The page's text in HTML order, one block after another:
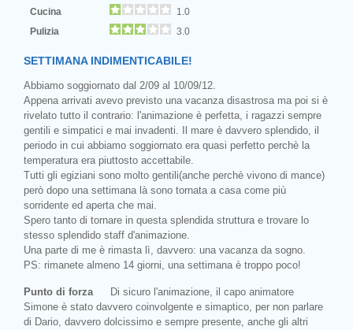
Cucina
1.0
Pulizia
3.0
SETTIMANA INDIMENTICABILE!
Abbiamo soggiornato dal 2/09 al 10/09/12.
Appena arrivati avevo previsto una vacanza disastrosa ma poi si è
rivelato tutto il contrario: l'animazione è perfetta, i ragazzi sempre
gentili e simpatici e mai invadenti. Il mare è davvero splendido, il
periodo in cui abbiamo soggiornato era quasi perfetto perchè la
temperatura era piuttosto accettabile.
Tutti gli egiziani sono molto gentili(anche perchè vivono di mance)
però dopo una settimana là sono tornata a casa come più
sorridente ed aperta che mai.
Spero tanto di tornare in questa splendida struttura e trovare lo
stesso splendido staff d'animazione.
Una parte di me è rimasta lì, davvero: una vacanza da sogno.
PS: rimanete almeno 14 giorni, una settimana è troppo poco!
Punto di forza
Di sicuro l'animazione, il capo animatore
Simone è stato davvero coinvolgente e simaptico, per non parlare
di Dario, davvero dolcissimo e sempre presente, anche gli altri